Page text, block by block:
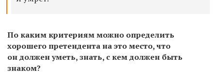
По каким критериям можно определить
хорошего претендента на это место, что
он должен уметь, знать, с кем должен быть
знаком?